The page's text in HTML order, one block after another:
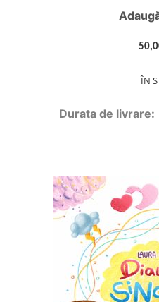
ÎN
Durata de livrare: